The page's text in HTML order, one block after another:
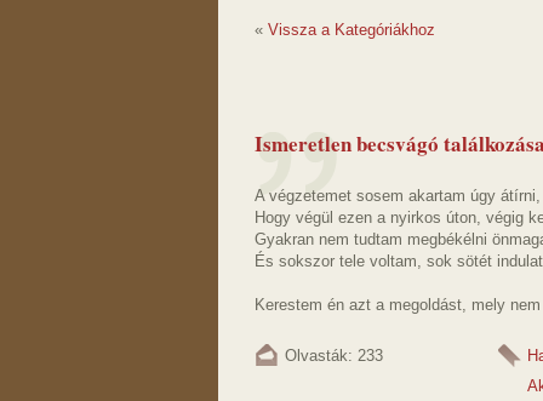
« Vissza a Kategóriákhoz
Ismeretlen becsvágó
A végzetemet sosem akartam úgy átírni,
Hogy végül ezen a nyirkos úton, végig
Gyakran nem tudtam megbékélni
És sokszor tele voltam, sok sötét
Kerestem én azt a megoldást, mely
Olvasták: 233